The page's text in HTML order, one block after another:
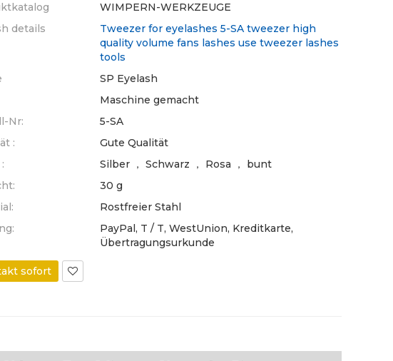
WIMPERN-WERKZEUGE
details
Tweezer for eyelashes 5-SA tweezer high
quality volume fans lashes use tweezer lashes
tools
SP Eyelash
Maschine gemacht
Nr:
5-SA
:
Gute Qualität
Silber ， Schwarz ， Rosa ， bunt
30 g
Rostfreier Stahl
PayPal, T / T, WestUnion, Kreditkarte,
Übertragungsurkunde
sofort